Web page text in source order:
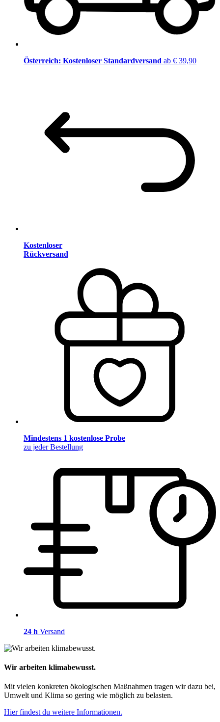
Österreich: Kostenloser Standardversand ab € 39,90
Kostenloser
Rückversand
Mindestens 1 kostenlose Probe
zu jeder Bestellung
24 h Versand
Wir arbeiten klimabewusst.
Mit vielen konkreten ökologischen Maßnahmen tragen wir dazu bei,
Umwelt und Klima so gering wie möglich zu belasten.
Hier findest du weitere Informationen.